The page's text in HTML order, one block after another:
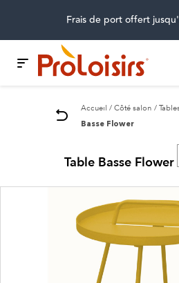
Frais de port offert
Accueil Côté salon
Basse Flower
Table Basse Flower